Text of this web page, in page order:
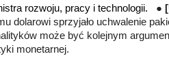
rozwoju, pracy i technologii. ●
dolarowi sprzyjało uchwalenie
może być kolejnym
monetarnej.